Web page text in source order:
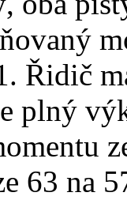
Řidič
plný
63 na